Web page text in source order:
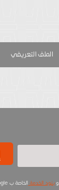
الملف التعريفي
وبنود الخدمة الخاصة ب Google تتطبق.